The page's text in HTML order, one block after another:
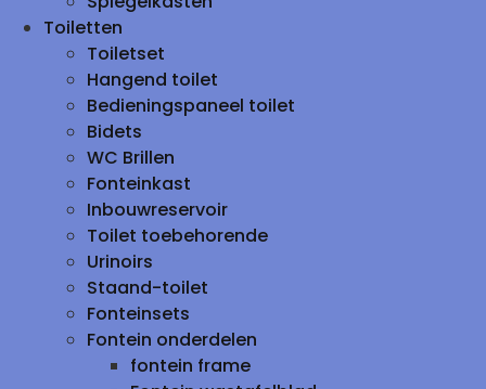
Toiletten
Toiletset
Hangend toilet
Bedieningspaneel toilet
Bidets
WC Brillen
Fonteinkast
Inbouwreservoir
Toilet toebehorende
Urinoirs
Staand-toilet
Fonteinsets
Fontein onderdelen
fontein frame